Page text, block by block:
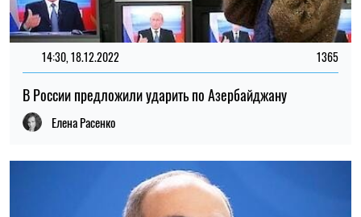
14:30, 18.12.2022 1365
В России предложили ударить по Азербайджану
Елена Расенко